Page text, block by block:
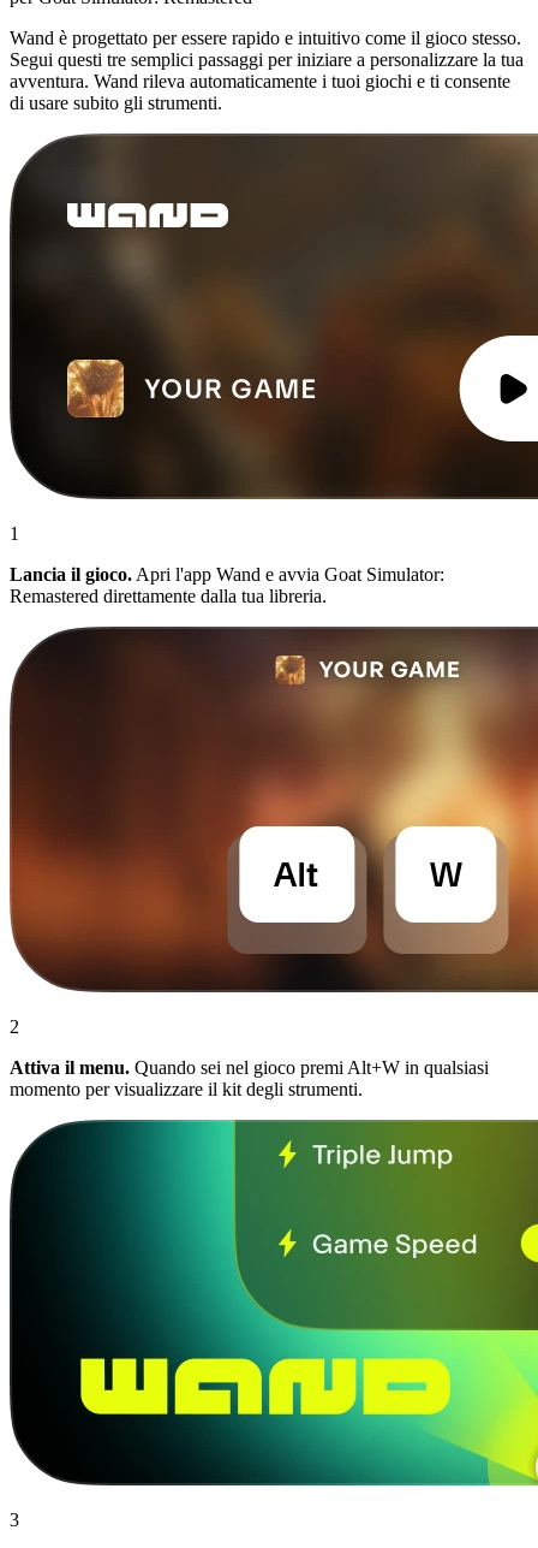
Wand è progettato per essere rapido e intuitivo come il gioco stesso.
Segui questi tre semplici passaggi per iniziare a personalizzare la tua
avventura. Wand rileva automaticamente i tuoi giochi e ti consente
di usare subito gli strumenti.
1
Lancia il gioco. Apri l'app Wand e avvia Goat Simulator:
Remastered direttamente dalla tua libreria.
2
Attiva il menu. Quando sei nel gioco premi Alt+W in qualsiasi
momento per visualizzare il kit degli strumenti.
3